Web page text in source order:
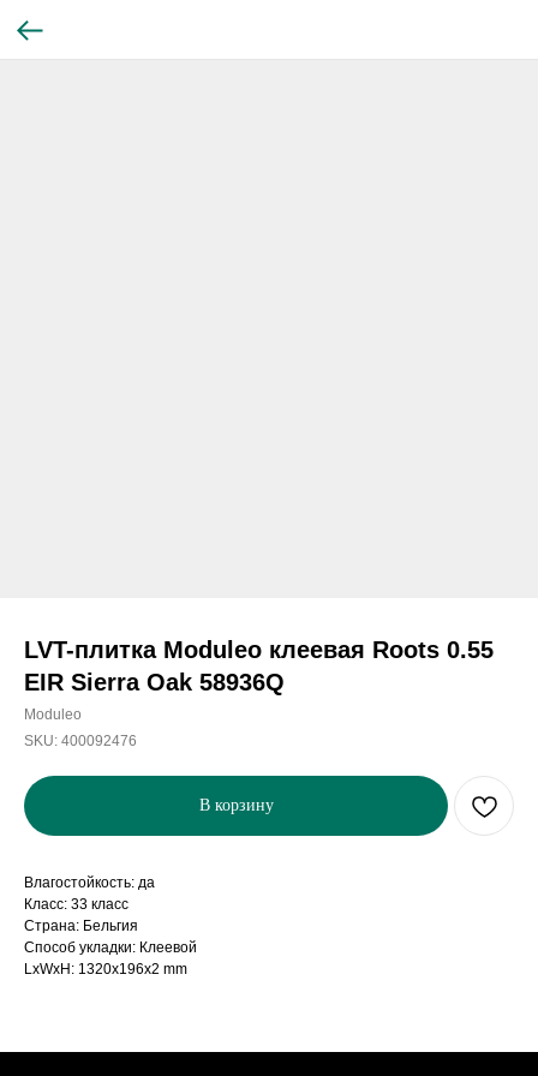
LVT-плитка Moduleo клеевая Roots 0.55
EIR Sierra Oak 58936Q
Moduleo
SKU: 400092476
В корзину
Влагостойкость: да
Класс: 33 класс
Страна: Бельгия
Способ укладки: Клеевой
LxWxH: 1320x196x2 mm